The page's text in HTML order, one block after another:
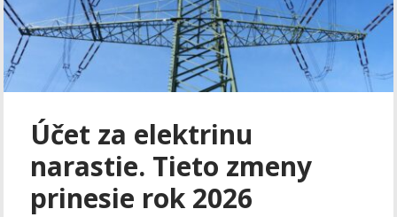
Účet za elektrinu
narastie. Tieto zmeny
prinesie rok 2026